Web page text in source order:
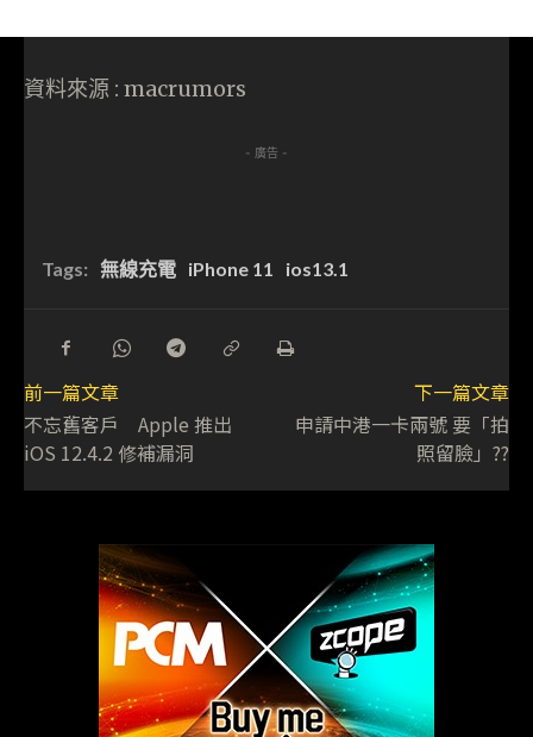
資料來源 : macrumors
- 廣告 -
Tags: 無線充電 iPhone 11 ios13.1
前一篇文章
不忘舊客戶 Apple 推出
iOS 12.4.2 修補漏洞
下一篇文章
申請中港一卡兩號 要「拍
照留臉」??